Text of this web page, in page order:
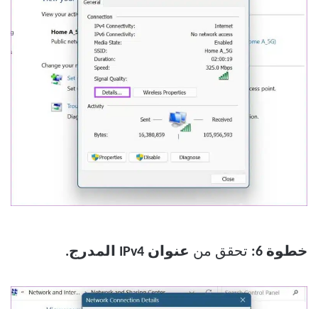
خطوة 6: تحقق من عنوان IPv4 المدرج.